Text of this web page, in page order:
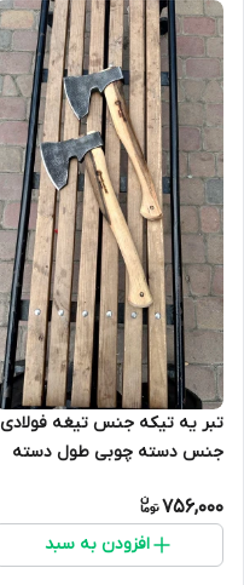
تبر یه تیکه جنس تیغه فولادی
جنس دسته چوبی طول دسته
756,000
افزودن به سبد